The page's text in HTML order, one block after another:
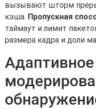
вызывают шторм
кэша. Пропускная
таймаут и лимит
размера кадра и доли
Адаптивное